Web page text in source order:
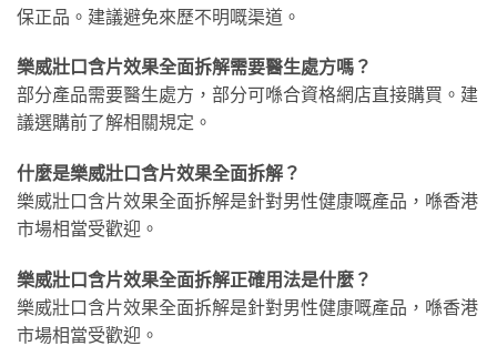
保正品。建議避免來歷不明嘅渠道。
樂威壯口含片效果全面拆解需要醫生處方嗎？
部分產品需要醫生處方，部分可喺合資格網店直接購買。建
議選購前了解相關規定。
什麼是樂威壯口含片效果全面拆解？
樂威壯口含片效果全面拆解是針對男性健康嘅產品，喺香港
市場相當受歡迎。
樂威壯口含片效果全面拆解正確用法是什麼？
樂威壯口含片效果全面拆解是針對男性健康嘅產品，喺香港
市場相當受歡迎。